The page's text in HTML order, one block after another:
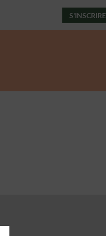
S'INSCRIRE